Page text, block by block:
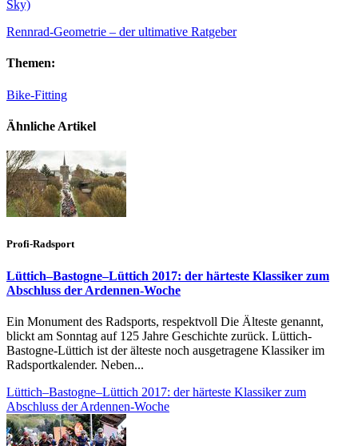
Sky)
Rennrad-Geometrie – der ultimative Ratgeber
Themen:
Bike-Fitting
Ähnliche Artikel
Profi-Radsport
Lüttich–Bastogne–Lüttich 2017: der härteste Klassiker zum
Abschluss der Ardennen-Woche
Ein Monument des Radsports, respektvoll Die Älteste genannt,
blickt am Sonntag auf 125 Jahre Geschichte zurück. Lüttich-
Bastogne-Lüttich ist der älteste noch ausgetragene Klassiker im
Radsportkalender. Neben...
Lüttich–Bastogne–Lüttich 2017: der härteste Klassiker zum
Abschluss der Ardennen-Woche